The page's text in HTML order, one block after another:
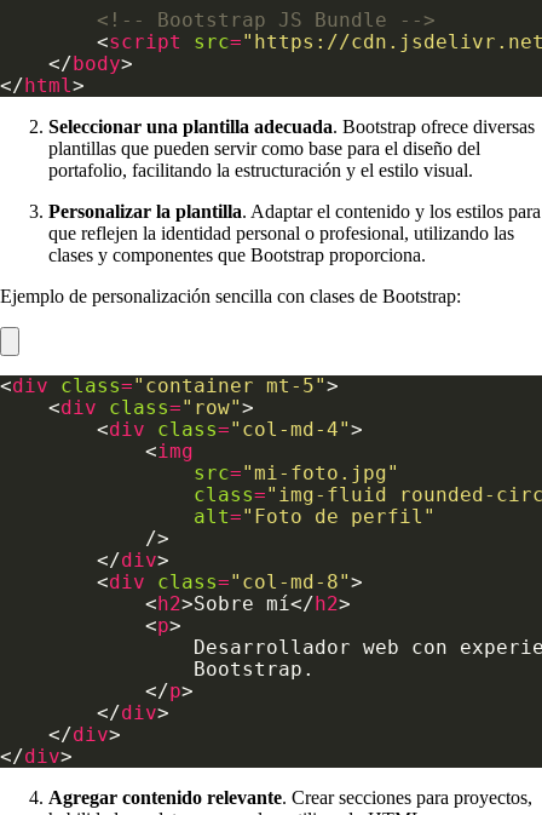
<!-- Bootstrap JS Bundle -->
        <
script src="https://
    </
body
</html
Seleccionar una plantilla adecuada. Bootstrap ofrece diversas
plantillas que pueden servir como base para el diseño del
portafolio, facilitando la estructuración y el estilo visual.
Personalizar la plantilla. Adaptar el contenido y los estilos para
que reflejen la identidad personal o profesional, utilizando las
clases y componentes que Bootstrap proporciona.
Ejemplo de personalización sencilla con clases de Bootstrap:
<div class="container mt-5"
    <
div class="row"
        <
div class="col-md-4"
            <
img
src="mi-foto.jpg"
class="img-fluid rounded-
alt="Foto de perfil"
        </
div
        <
div class="col-md-8"
            <
h2>Sobre mí</h2
            <
p
            </
p
        </
div
    </
div
</div
Agregar contenido relevante. Crear secciones para proyectos,